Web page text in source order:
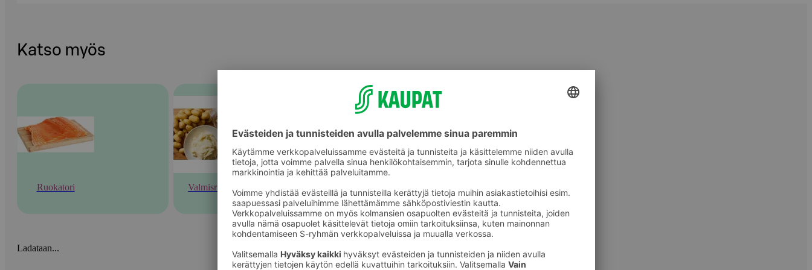
Katso myös
Ruokatori Valmisruoka Muu tuore valmisruoka
Ladataan...